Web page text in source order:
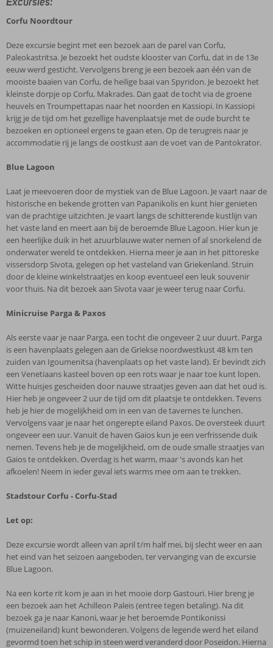
Corfu Noordtour
Deze excursie begint met een bezoek aan de parel van Corfu,
Paleokastritsa. Je bezoekt het oudste klooster van Corfu, dat in de 13e
eeuw werd gesticht. Vervolgens breng je een bezoek aan één van de
mooiste baaien van Corfu, de heilige baai van Spyridon. Je bezoekt het
kleinste dorpje op Corfu, Makrades. Dan gaat de tocht via de groene
heuvels en Troumpettapas naar het noorden en Kassiopi. In Kassiopi
krijg je de tijd om het gezellige havenplaatsje met de oude burcht te
bezoeken en optioneel ergens te gaan eten. Op de terugreis naar je
accommodatie rij je langs de oostkust aan de voet van de Pantokrator.
Blue Lagoon
Laat je meevoeren door de mystiek van de Blue Lagoon. Je vaart naar de
historische en bekende grotten van Papanikolis en kunt hier genieten
van de prachtige uitzichten. Je vaart langs de schitterende kustlijn van
het vaste land en meert aan bij de beroemde Blue Lagoon. Hier kun je
een heerlijke duik in het azuurblauwe water nemen of al snorkelend de
onderwater wereld te ontdekken. Hierna meer je aan in het pittoreske
vissersdorp Sivota, gelegen op het vasteland van Griekenland. Struin
door de kleine winkelstraatjes en koop eventueel een leuk souvenir
voor thuis. Na dit bezoek aan Sivota vaar je weer terug naar Corfu.
Minicruise Parga & Paxos
Als eerste vaar je naar Parga, een tocht die ongeveer 2 uur duurt. Parga
is een havenplaats gelegen aan de Griekse noordwestkust 48 km ten
zuiden van Igoumenitsa (havenplaats op het vaste land). Er bevindt zich
een Venetiaans kasteel boven op een rots waar je naar toe kunt lopen.
Witte huisjes gescheiden door nauwe straatjes geven aan dat het oud is.
Hier heb je ongeveer 2 uur de tijd om dit plaatsje te ontdekken. Tevens
heb je hier de mogelijkheid om in een van de tavernes te lunchen.
Vervolgens vaar je naar het ongerepte eiland Paxos. De oversteek duurt
ongeveer een uur. Vanuit de haven Gaios kun je een verfrissende duik
nemen. Tevens heb je de mogelijkheid, om de oude smalle straatjes van
Gaios te ontdekken. Overdag is het warm, maar 's avonds kan het
afkoelen! Neem in ieder geval iets warms mee om aan te trekken.
Stadstour Corfu - Corfu-Stad
Let op:
Deze excursie wordt alleen van april t/m half mei, bij slecht weer en aan
het eind van het seizoen aangeboden, ter vervanging van de excursie
Blue Lagoon.
Na een korte rit kom je aan in het mooie dorp Gastouri. Hier breng je
een bezoek aan het Achilleon Paleis (entree tegen betaling). Na dit
bezoek ga je naar Kanoni, waar je het beroemde Pontikonissi
(muizeneiland) kunt bewonderen. Volgens de legende werd het eiland
gevormd toen het schip in steen werd veranderd door Poseidon. Hierna